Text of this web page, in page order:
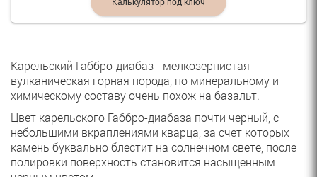
Карельский Габбро-диабаз - мелкозернистая
вулканическая горная порода, по минеральному и
химическому составу очень похож на базальт.
Цвет карельского Габбро-диабаза почти черный, с
небольшими вкраплениями кварца, за счет которых
камень буквально блестит на солнечном свете, после
полировки поверхность становится насыщенным